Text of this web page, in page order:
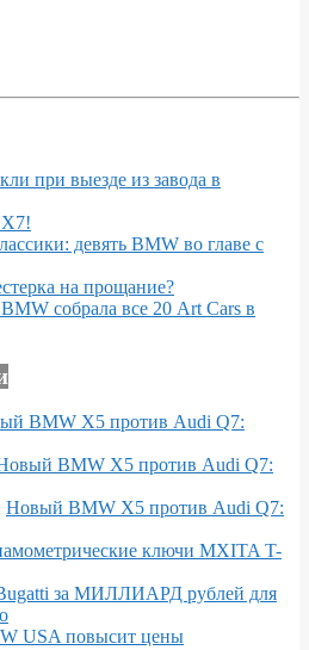
при выезде из завода в
девять BMW во главе с
на прощание?
собрала все 20 Art Cars в
BMW X5 против Audi Q7:
BMW X5 против Audi Q7:
Новый BMW X5 против Audi Q7:
ключи MXITA T-
за МИЛЛИАРД рублей для
USA повысит цены